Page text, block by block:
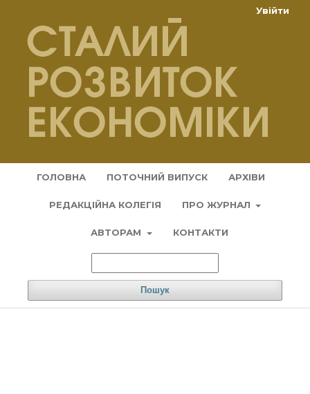
ГОЛОВНА ПОТОЧНИЙ ВИПУСК АРХІВИ
РЕДАКЦІЙНА КОЛЕГІЯ ПРО ЖУРНАЛ
АВТОРАМ КОНТАКТИ
Пошук
Увійти